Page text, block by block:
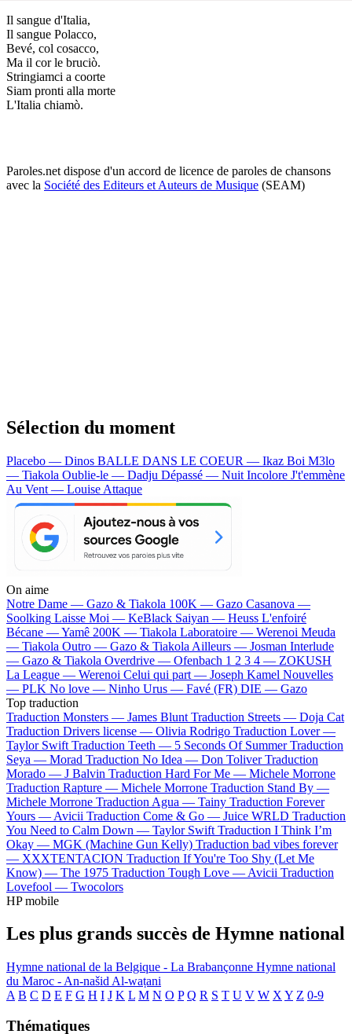
Il sangue d'Italia,
Il sangue Polacco,
Bevé, col cosacco,
Ma il cor le bruciò.
Stringiamci a coorte
Siam pronti alla morte
L'Italia chiamò.
Paroles.net dispose d'un accord de licence de paroles de chansons
avec la Société des Editeurs et Auteurs de Musique (SEAM)
Sélection du moment
Placebo — Dinos BALLE DANS LE COEUR — Ikaz Boi M3lo
— Tiakola Oublie-le — Dadju Dépassé — Nuit Incolore J't'emmène
Au Vent — Louise Attaque
On aime
Notre Dame — Gazo & Tiakola 100K — Gazo Casanova —
Soolking Laisse Moi — KeBlack Saiyan — Heuss L'enfoiré
Bécane —Yamê 200K — Tiakola Laboratoire — Werenoi Meuda
— Tiakola Outro — Gazo & Tiakola Ailleurs — Josman Interlude
— Gazo & Tiakola Overdrive — Ofenbach 1 2 3 4 — ZOKUSH
La League — Werenoi Celui qui part — Joseph Kamel Nouvelles
— PLK No love — Ninho Urus — Favé (FR) DIE — Gazo
Top traduction
Traduction Monsters — James Blunt Traduction Streets — Doja Cat
Traduction Drivers license — Olivia Rodrigo Traduction Lover —
Taylor Swift Traduction Teeth — 5 Seconds Of Summer Traduction
Seya — Morad Traduction No Idea — Don Toliver Traduction
Morado — J Balvin Traduction Hard For Me — Michele Morrone
Traduction Rapture — Michele Morrone Traduction Stand By —
Michele Morrone Traduction Agua — Tainy Traduction Forever
Yours — Avicii Traduction Come & Go — Juice WRLD Traduction
You Need to Calm Down — Taylor Swift Traduction I Think I’m
Okay — MGK (Machine Gun Kelly) Traduction bad vibes forever
— XXXTENTACION Traduction If You're Too Shy (Let Me
Know) — The 1975 Traduction Tough Love — Avicii Traduction
Lovefool — Twocolors
HP mobile
Les plus grands succès de Hymne national
Hymne national de la Belgique - La Brabançonne Hymne national
du Maroc - An-našid Al-waṭani
A B C D E F G H I J K L M N O P Q R S T U V W X Y Z 0-9
Thématiques